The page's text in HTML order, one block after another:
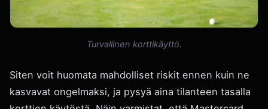
Turvallinen korttikäyttö.
Siten voit huomata mahdolliset riskit ennen kuin ne
kasvavat ongelmaksi, ja pysyä aina tilanteen tasalla